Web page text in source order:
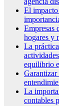
El
Empresas
hogares y
La
equilibrio
Garantizar
La
contables